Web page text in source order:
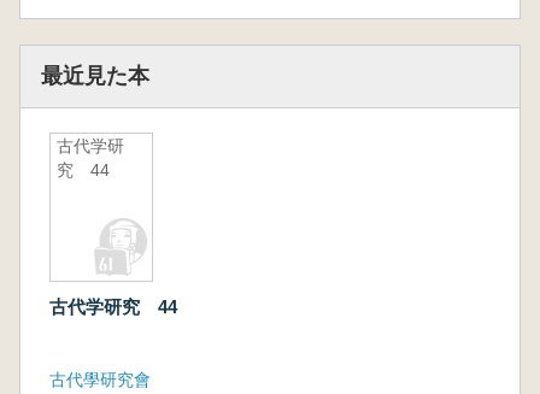
最近見た本
古代学研
究 44
古代学研究 44
古代學研究會